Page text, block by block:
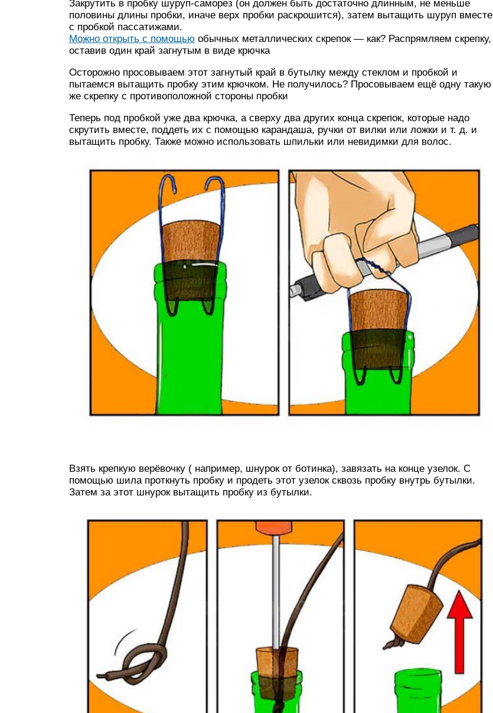
Закрутить в пробку шуруп-саморез (он должен быть достаточно длинным, не меньше
половины длины пробки, иначе верх пробки раскрошится), затем вытащить шуруп вместе
с пробкой пассатижами.
Можно открыть с помощью обычных металлических скрепок — как? Распрямляем скрепку,
оставив один край загнутым в виде крючка
Осторожно просовываем этот загнутый край в бутылку между стеклом и пробкой и
пытаемся вытащить пробку этим крючком. Не получилось? Просовываем ещё одну такую
же скрепку с противоположной стороны пробки
Теперь под пробкой уже два крючка, а сверху два других конца скрепок, которые надо
скрутить вместе, поддеть их с помощью карандаша, ручки от вилки или ложки и т. д. и
вытащить пробку. Также можно использовать шпильки или невидимки для волос.
Взять крепкую верёвочку ( например, шнурок от ботинка), завязать на конце узелок. С
помощью шила проткнуть пробку и продеть этот узелок сквозь пробку внутрь бутылки.
Затем за этот шнурок вытащить пробку из бутылки.